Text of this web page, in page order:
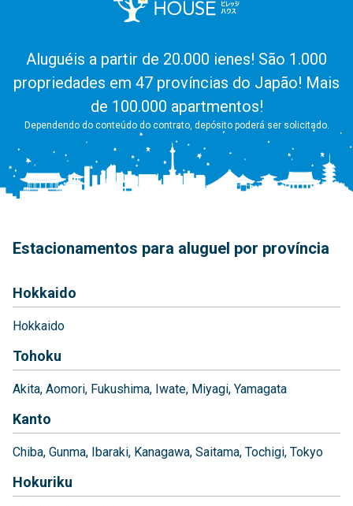
Aluguéis a partir de 20.000 ienes! São 1.000
propriedades em 47 províncias do Japão! Mais
de 100.000 apartmentos!
Dependendo do conteúdo do contrato, depósito poderá ser solicitado.
Estacionamentos para aluguel por província
Hokkaido
Hokkaido
Tohoku
Akita Aomori Fukushima Iwate Miyagi Yamagata
Kanto
Chiba Gunma Ibaraki Kanagawa Saitama Tochigi Tokyo
Hokuriku